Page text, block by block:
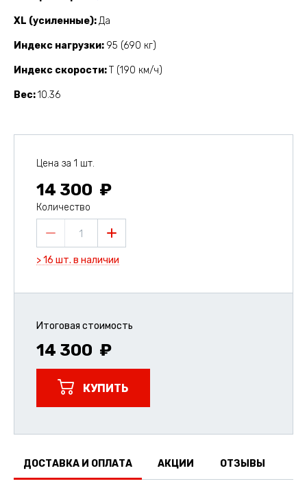
XL (усиленные) Да
Индекс нагрузки 95 (690 кг)
Индекс скорости T (190 км/ч)
Вес 10.36
Цена за 1 шт.
14 300
Количество
1
> 16 шт. в наличии
Итоговая стоимость
14 300
КУПИТЬ
ДОСТАВКА И ОПЛАТА АКЦИИ ОТЗЫВЫ